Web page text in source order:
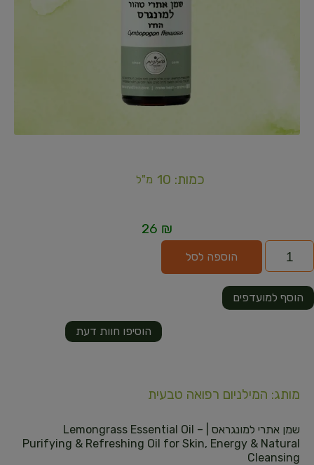
כמות: 10 מ"ל
26 ₪
הוספה לסל
הוסיפו חוות דעת
הוסף למועדפים
מותג: המילניום רפואה טבעית
שמן אתרי למונגראס | Lemongrass Essential Oil –
Purifying & Refreshing Oil for Skin, Energy & Natural
Cleansing